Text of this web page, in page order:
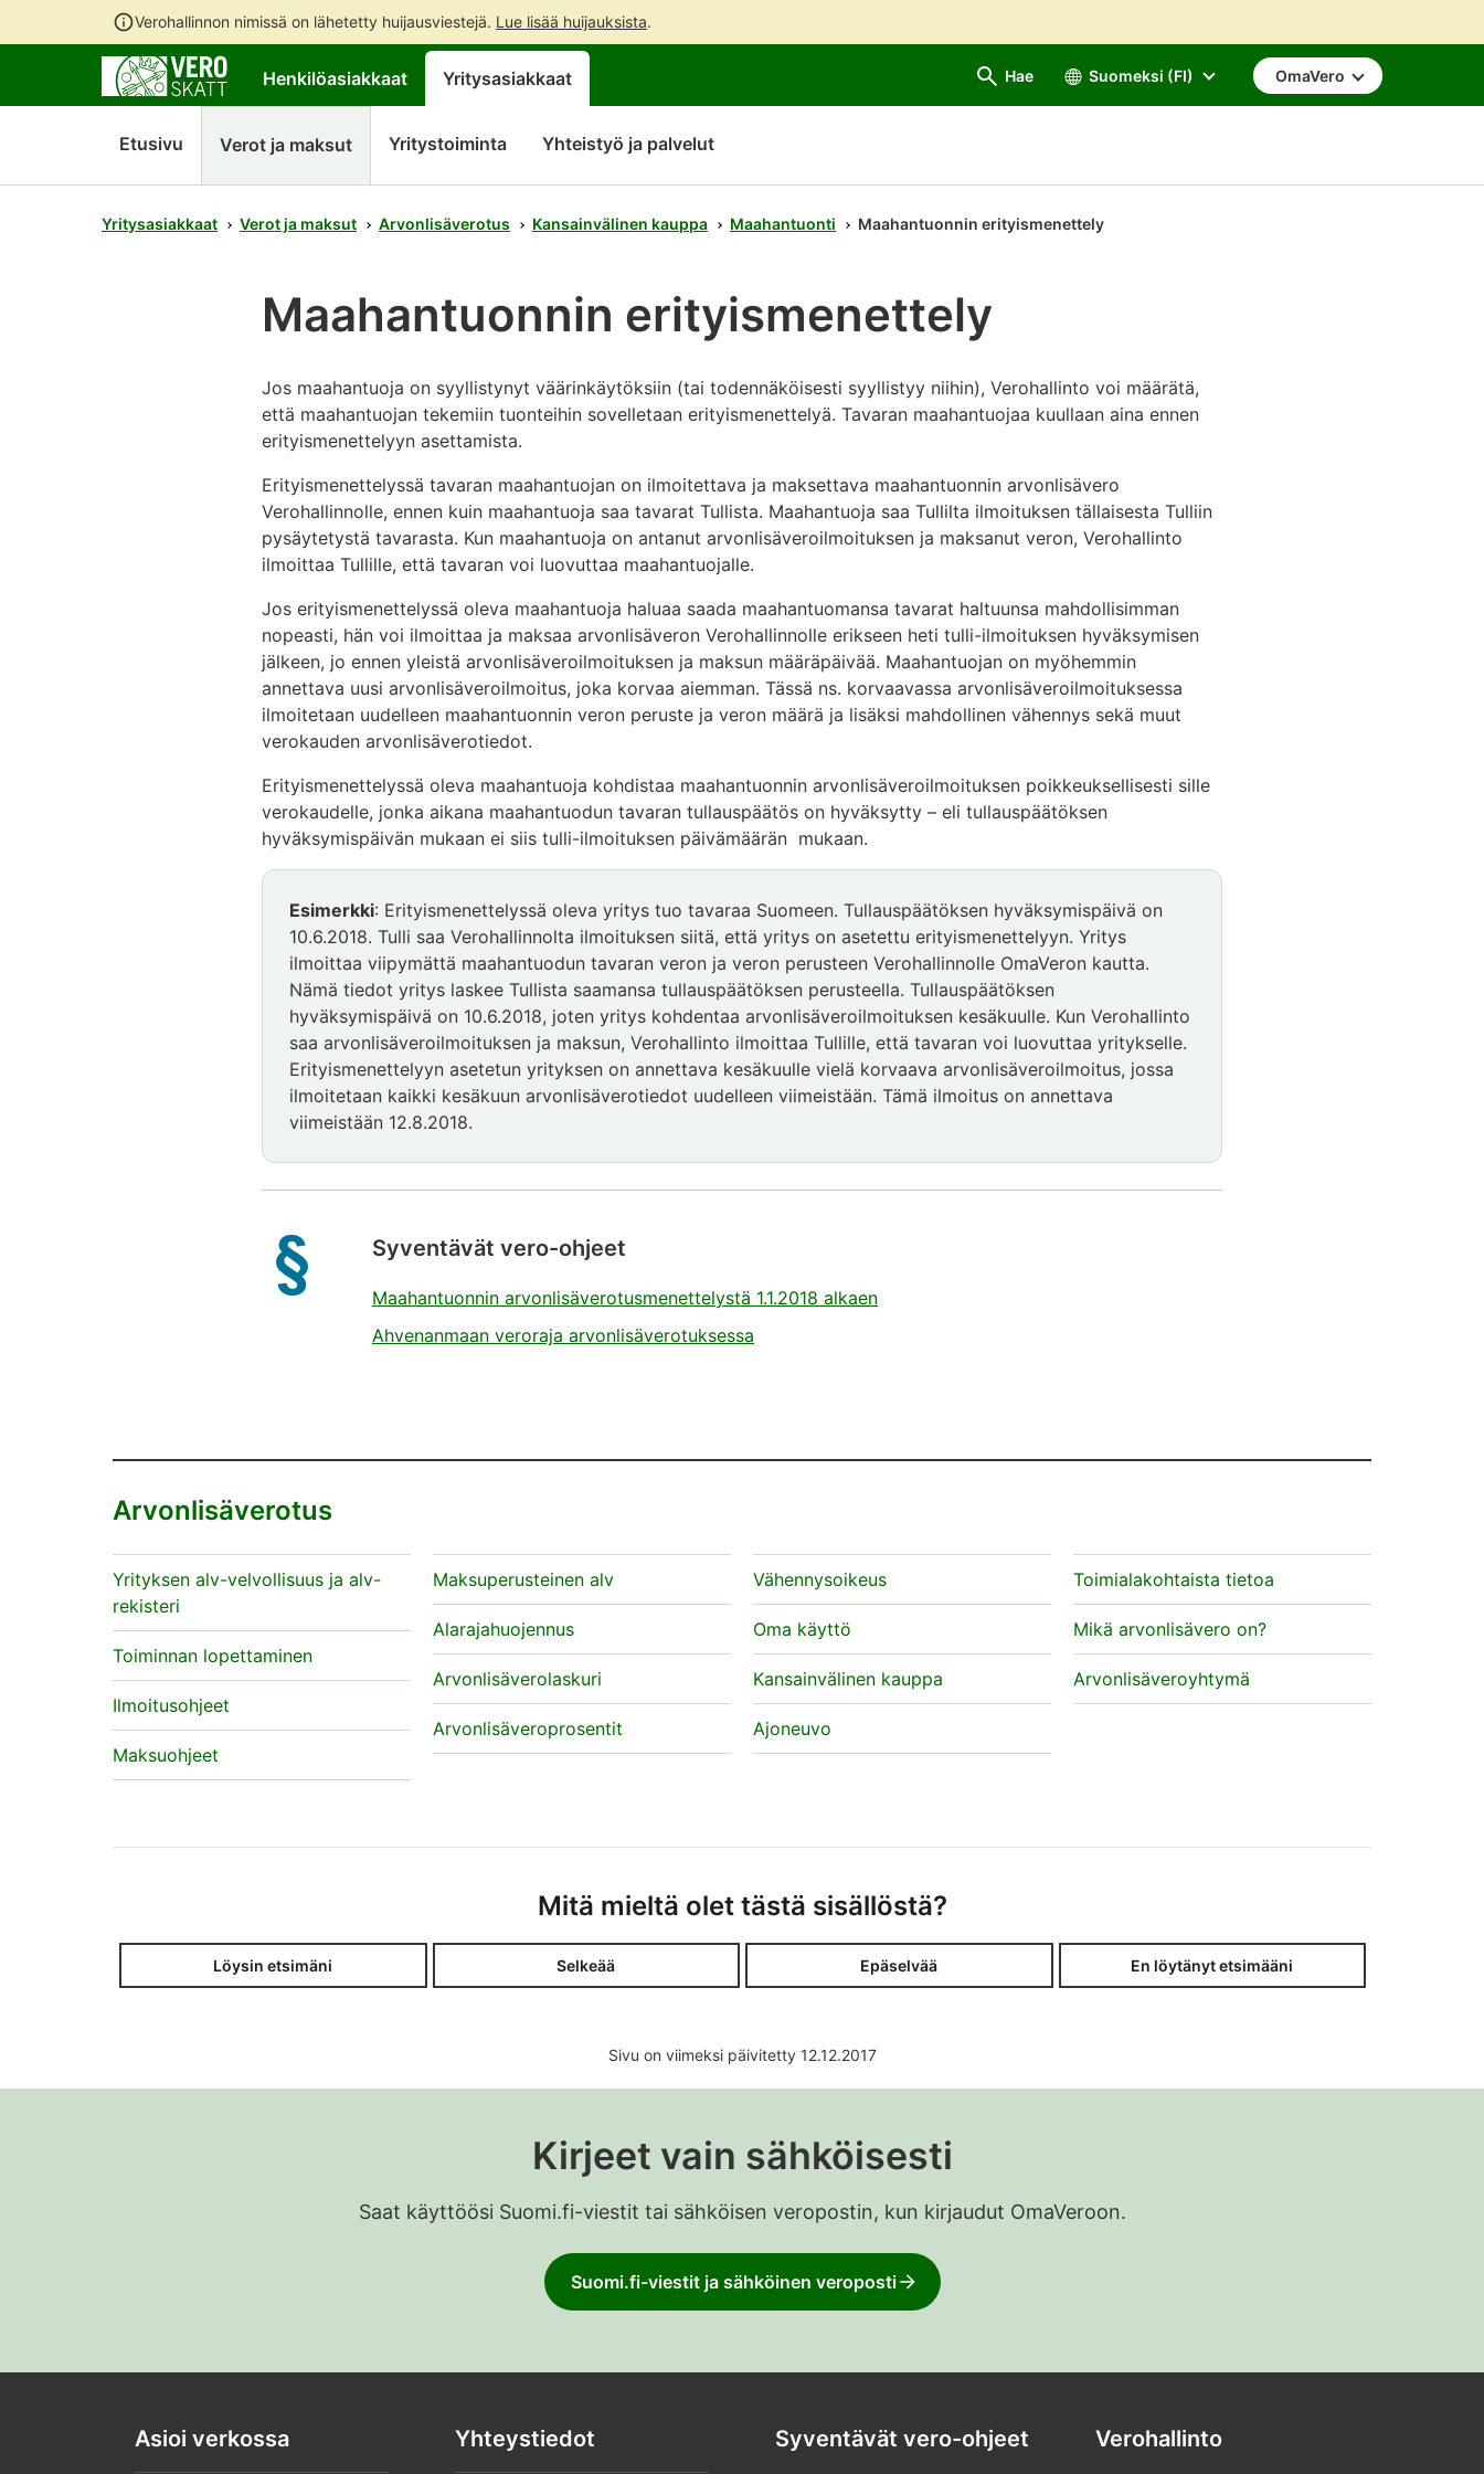
Verohallinnon nimissä on lähetetty huijausviestejä. Lue lisää huijauksista.
sisältöön
sivuston
Henkilöasiakkaat Yritysasiakkaat Hae Suomeksi (FI) OmaVero
Etusivu Verot ja maksut Yritystoiminta Yhteistyö ja palvelut
Yritysasiakkaat Verot ja maksut Arvonlisäverotus Kansainvälinen kauppa Maahantuonti Maahantuonnin erityismenettely
Maahantuonnin erityismenettely
Jos maahantuoja on syyllistynyt väärinkäytöksiin (tai todennäköisesti syyllistyy niihin), Verohallinto voi määrätä,
että maahantuojan tekemiin tuonteihin sovelletaan erityismenettelyä. Tavaran maahantuojaa kuullaan aina ennen
erityismenettelyyn asettamista.
Erityismenettelyssä tavaran maahantuojan on ilmoitettava ja maksettava maahantuonnin arvonlisävero
Verohallinnolle, ennen kuin maahantuoja saa tavarat Tullista. Maahantuoja saa Tullilta ilmoituksen tällaisesta Tulliin
pysäytetystä tavarasta. Kun maahantuoja on antanut arvonlisäveroilmoituksen ja maksanut veron, Verohallinto
ilmoittaa Tullille, että tavaran voi luovuttaa maahantuojalle.
Jos erityismenettelyssä oleva maahantuoja haluaa saada maahantuomansa tavarat haltuunsa mahdollisimman
nopeasti, hän voi ilmoittaa ja maksaa arvonlisäveron Verohallinnolle erikseen heti tulli-ilmoituksen hyväksymisen
jälkeen, jo ennen yleistä arvonlisäveroilmoituksen ja maksun määräpäivää. Maahantuojan on myöhemmin
annettava uusi arvonlisäveroilmoitus, joka korvaa aiemman. Tässä ns. korvaavassa arvonlisäveroilmoituksessa
ilmoitetaan uudelleen maahantuonnin veron peruste ja veron määrä ja lisäksi mahdollinen vähennys sekä muut
verokauden arvonlisäverotiedot.
Erityismenettelyssä oleva maahantuoja kohdistaa maahantuonnin arvonlisäveroilmoituksen poikkeuksellisesti sille
verokaudelle, jonka aikana maahantuodun tavaran tullauspäätös on hyväksytty – eli tullauspäätöksen
hyväksymispäivän mukaan ei siis tulli-ilmoituksen päivämäärän mukaan.
Esimerkki: Erityismenettelyssä oleva yritys tuo tavaraa Suomeen. Tullauspäätöksen hyväksymispäivä on
10.6.2018. Tulli saa Verohallinnolta ilmoituksen siitä, että yritys on asetettu erityismenettelyyn. Yritys
ilmoittaa viipymättä maahantuodun tavaran veron ja veron perusteen Verohallinnolle OmaVeron kautta.
Nämä tiedot yritys laskee Tullista saamansa tullauspäätöksen perusteella. Tullauspäätöksen
hyväksymispäivä on 10.6.2018, joten yritys kohdentaa arvonlisäveroilmoituksen kesäkuulle. Kun Verohallinto
saa arvonlisäveroilmoituksen ja maksun, Verohallinto ilmoittaa Tullille, että tavaran voi luovuttaa yritykselle.
Erityismenettelyyn asetetun yrityksen on annettava kesäkuulle vielä korvaava arvonlisäveroilmoitus, jossa
ilmoitetaan kaikki kesäkuun arvonlisäverotiedot uudelleen viimeistään. Tämä ilmoitus on annettava
viimeistään 12.8.2018.
Syventävät vero-ohjeet
Maahantuonnin arvonlisäverotusmenettelystä 1.1.2018 alkaen
Ahvenanmaan veroraja arvonlisäverotuksessa
Arvonlisäverotus
Yrityksen alv-velvollisuus ja alv-
rekisteri
Toiminnan lopettaminen
Ilmoitusohjeet
Maksuohjeet
Maksuperusteinen alv
Alarajahuojennus
Arvonlisäverolaskuri
Arvonlisäveroprosentit
Vähennysoikeus
Oma käyttö
Kansainvälinen kauppa
Ajoneuvo
Toimialakohtaista tietoa
Mikä arvonlisävero on?
Arvonlisäveroyhtymä
Mitä mieltä olet tästä sisällöstä?
Löysin etsimäni Selkeää Epäselvää En löytänyt etsimääni
Sivu on viimeksi päivitetty 12.12.2017
Kirjeet vain sähköisesti
Saat käyttöösi Suomi.fi-viestit tai sähköisen veropostin, kun kirjaudut OmaVeroon.
Suomi.fi-viestit ja sähköinen veroposti
Asioi verkossa Yhteystiedot Syventävät vero-ohjeet Verohallinto